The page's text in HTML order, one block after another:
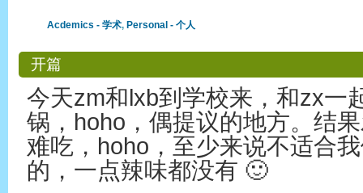
Acdemics - 学术, Personal - 个人
开篇
今天zm和lxb到学校来，和zx一
锅，hoho，偶提议的地方。结
难吃，hoho，至少来说不适合
的，一点辣味都没有 🙂